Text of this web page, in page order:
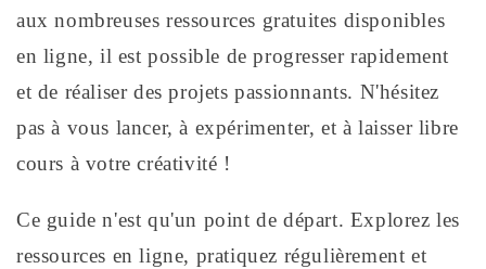
aux nombreuses ressources gratuites disponibles
en ligne, il est possible de progresser rapidement
et de réaliser des projets passionnants. N'hésitez
pas à vous lancer, à expérimenter, et à laisser libre
cours à votre créativité !
Ce guide n'est qu'un point de départ. Explorez les
ressources en ligne, pratiquez régulièrement et